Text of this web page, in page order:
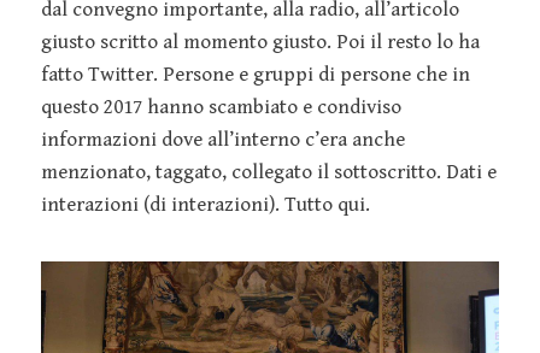
dal convegno importante, alla radio, all’articolo
giusto scritto al momento giusto. Poi il resto lo ha
fatto Twitter. Persone e gruppi di persone che in
questo 2017 hanno scambiato e condiviso
informazioni dove all’interno c’era anche
menzionato, taggato, collegato il sottoscritto. Dati e
interazioni (di interazioni). Tutto qui.